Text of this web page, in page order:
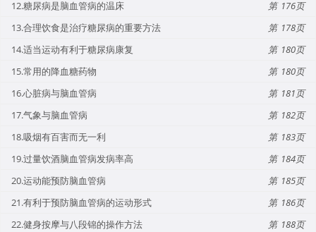
12.糖尿病是脑血管病的温床
176
13.合理饮食是治疗糖尿病的重要方法
178
14.适当运动有利于糖尿病康复
180
15.常用的降血糖药物
180
16.心脏病与脑血管病
181
17.气象与脑血管病
182
18.吸烟有百害而无一利
183
19.过量饮酒脑血管病发病率高
184
20.运动能预防脑血管病
185
21.有利于预防脑血管病的运动形式
186
22.健身按摩与八段锦的操作方法
188